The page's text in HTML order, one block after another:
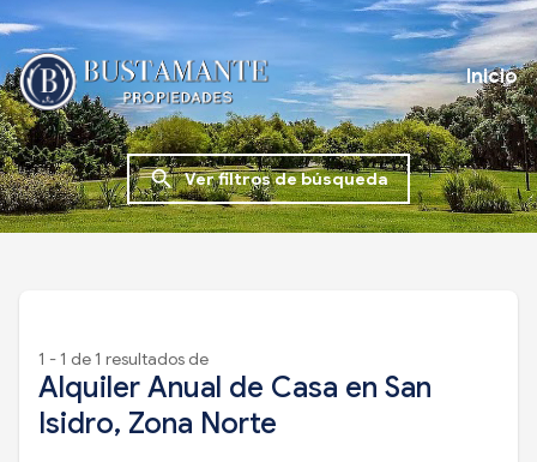
Inicio
search Ver filtros de búsqueda
1 - 1 de 1 resultados de
Alquiler Anual de Casa en San
Isidro, Zona Norte